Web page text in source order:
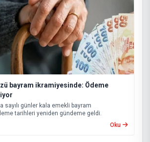
bayram ikramiyesinde: Ödeme
sayılı günler kala emekli bayram
tarihleri yeniden gündeme geldi.
Oku